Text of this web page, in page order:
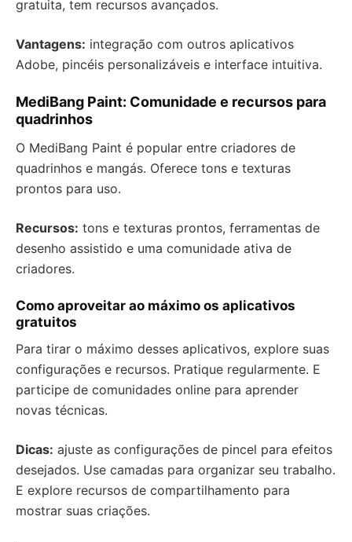
gratuita, tem recursos avançados.
Vantagens: integração com outros aplicativos
Adobe, pincéis personalizáveis e interface intuitiva.
MediBang Paint: Comunidade e recursos para
quadrinhos
O MediBang Paint é popular entre criadores de
quadrinhos e mangás. Oferece tons e texturas
prontos para uso.
Recursos: tons e texturas prontos, ferramentas de
desenho assistido e uma comunidade ativa de
criadores.
Como aproveitar ao máximo os aplicativos
gratuitos
Para tirar o máximo desses aplicativos, explore suas
configurações e recursos. Pratique regularmente. E
participe de comunidades online para aprender
novas técnicas.
Dicas: ajuste as configurações de pincel para efeitos
desejados. Use camadas para organizar seu trabalho.
E explore recursos de compartilhamento para
mostrar suas criações.